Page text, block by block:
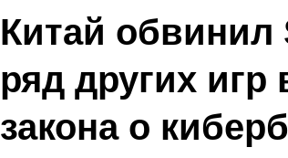
Китай обвинил
ряд других
закона о